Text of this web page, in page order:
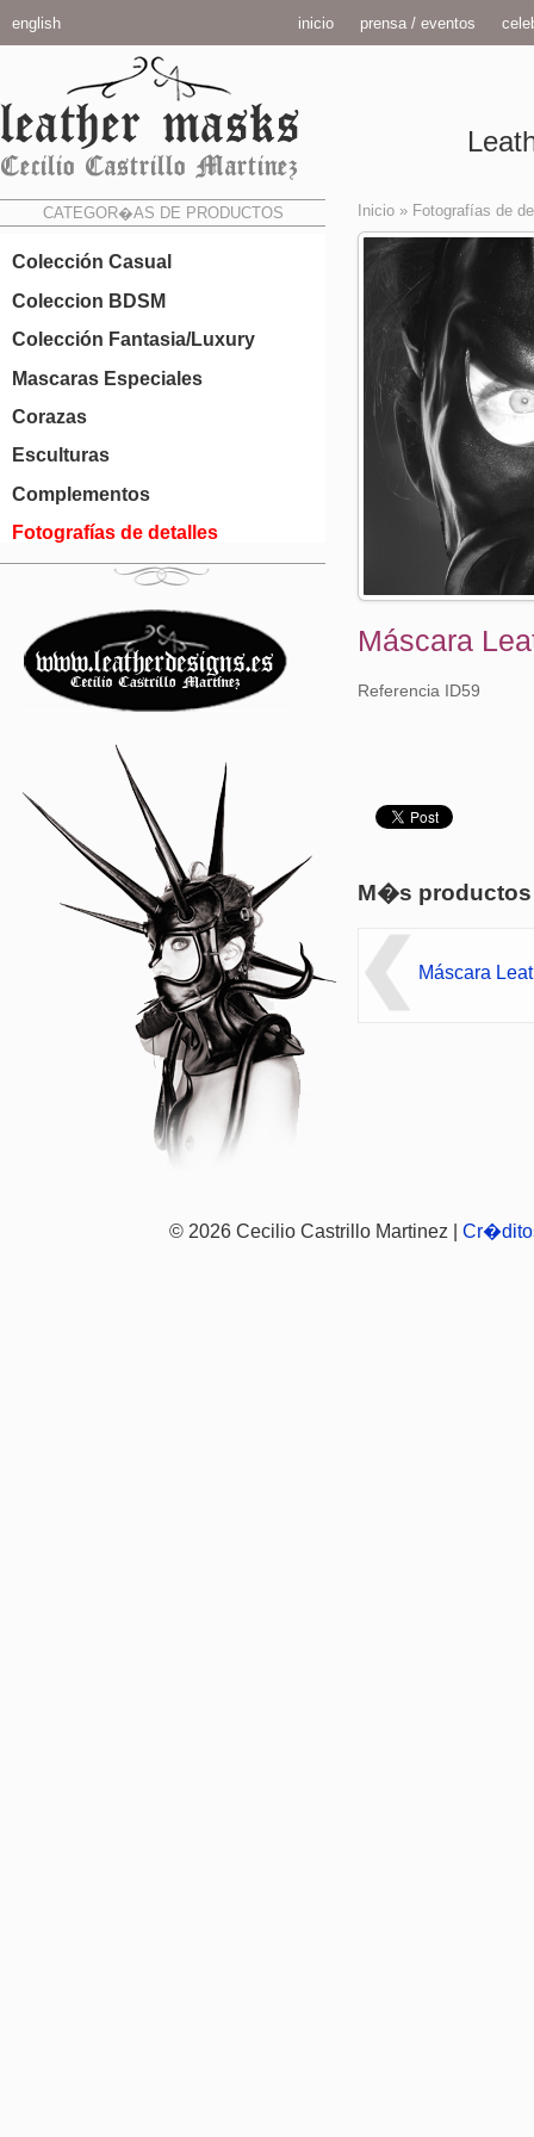
english inicio prensa / eventos
CATEGOR�AS DE PRODUCTOS
Colección Casual
Coleccion BDSM
Colección Fantasia/Luxury
Mascaras Especiales
Corazas
Esculturas
Complementos
Fotografías de detalles
Inicio » Fotografías de
Máscara
Referencia ID59
M�s
Máscara
© 2026 Cecilio Castrillo Martinez |